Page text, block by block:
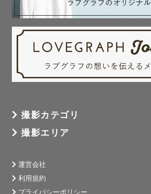
ご依頼お待ちしております！
【撮影場所】
（※都心から離れた場合は別途交通費を
す！
『10年、20年経っても色褪せない思い出
1枚1枚心を込めて皆さんの大切な瞬間を
す。
撮影カテゴリ
撮影エリア
運営会社
利用規約
プライバシーポリシー